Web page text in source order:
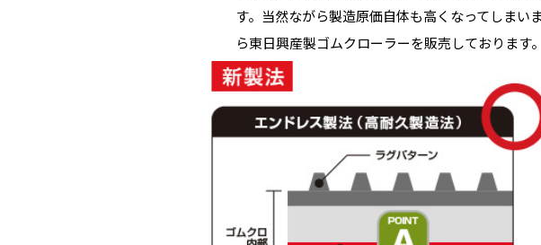
す。当然ながら製造原価自体も高くなってしま
ら東日興産製ゴムクローラーを販売しております。